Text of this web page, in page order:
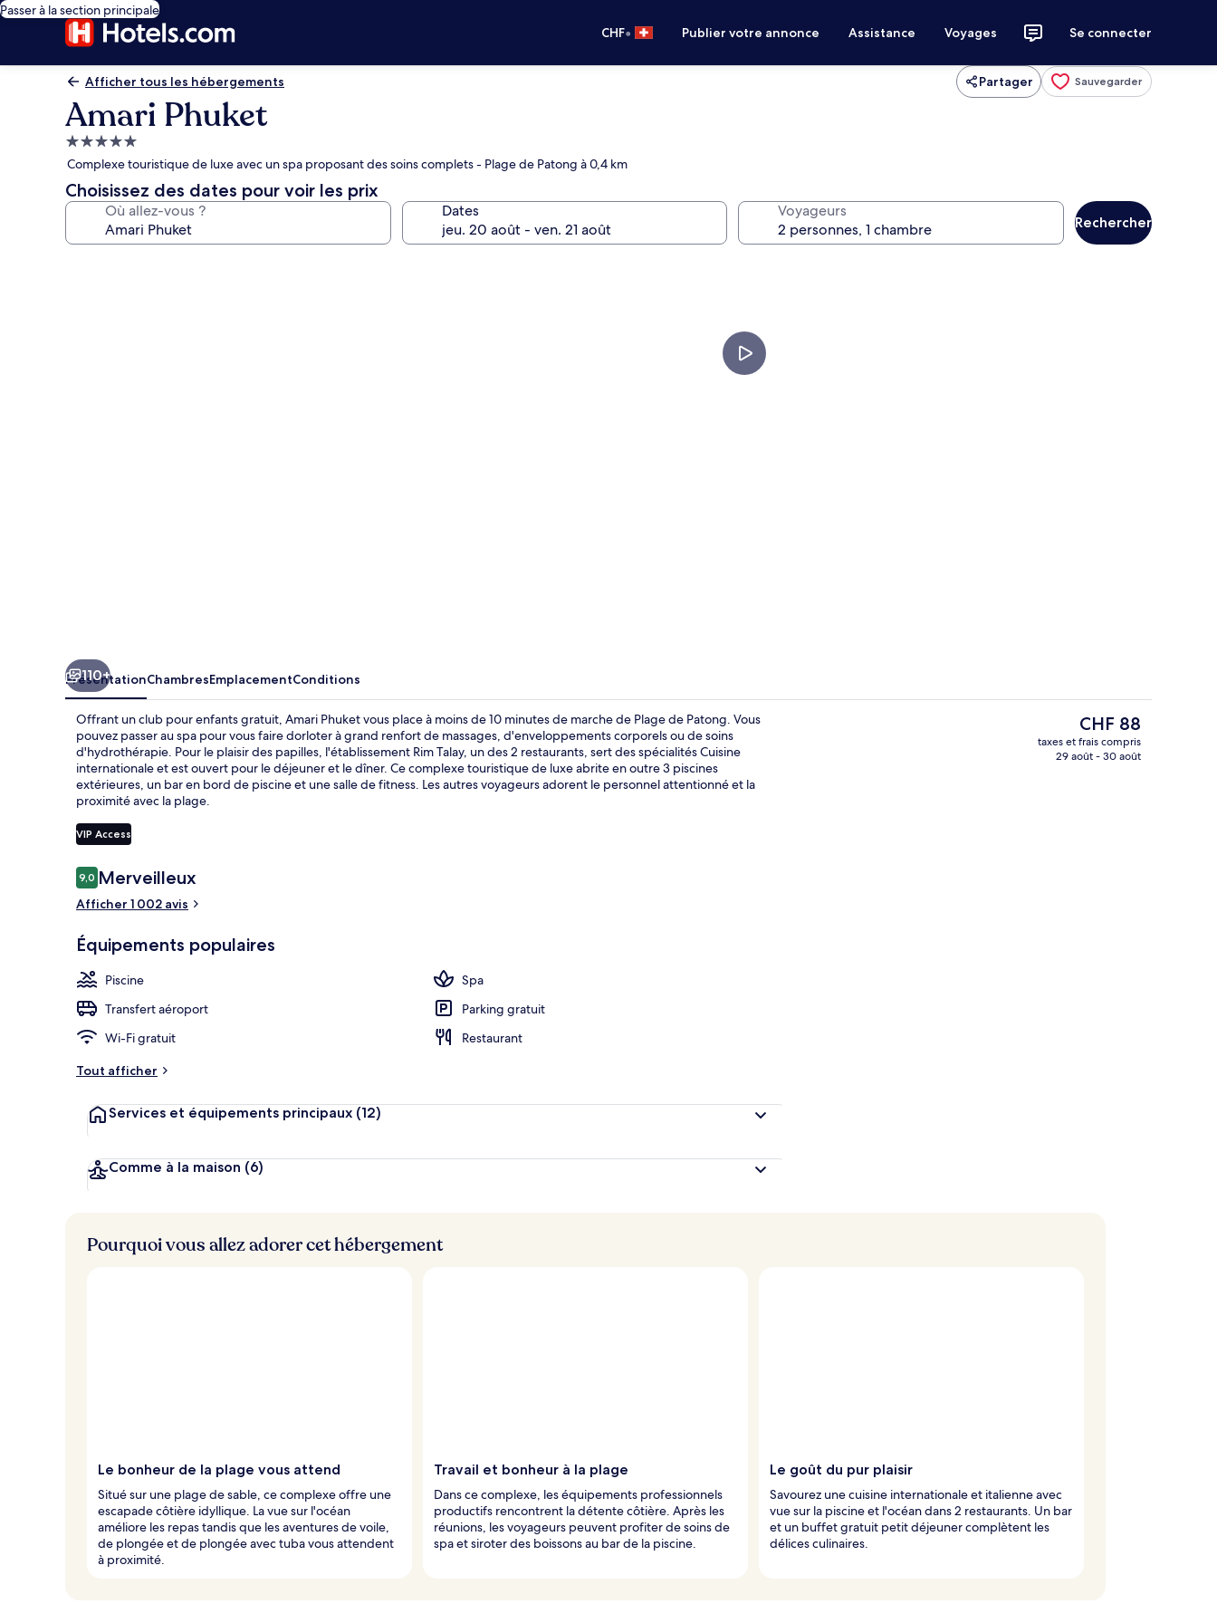
Passer à la section principale
CHF• Publier votre annonce Assistance Voyages Se connecter
Afficher tous les hébergements Partager Sauvegarder
Amari Phuket
Hébergement
5.0 étoiles
Complexe touristique de luxe avec un spa proposant des soins complets - Plage de Patong à 0,4 km
Choisissez des dates pour voir les prix
Où allez-vous ? Dates Voyageurs
Rechercher
110+
PrésentationChambresEmplacementConditions
Offrant un club pour enfants gratuit, Amari Phuket vous place à moins de 10 minutes de marche de Plage de Patong. Vous
pouvez passer au spa pour vous faire dorloter à grand renfort de massages, d'enveloppements corporels ou de soins
d'hydrothérapie. Pour le plaisir des papilles, l'établissement Rim Talay, un des 2 restaurants, sert des spécialités Cuisine
internationale et est ouvert pour le déjeuner et le dîner. Ce complexe touristique de luxe abrite en outre 3 piscines
extérieures, un bar en bord de piscine et une salle de fitness. Les autres voyageurs adorent le personnel attentionné et la
proximité avec la plage.
VIP Access
Avis
voyageurs
9,09,0 sur 10
Merveilleux
Afficher 1 002 avis
Équipements populaires
Piscine
Spa
Transfert aéroport
Parking gratuit
Wi-Fi gratuit
Restaurant
Tout afficher
Services et équipements principaux (12)
Comme à la maison (6)
Le
prix
actuel
CHF 88
taxes et frais compris
29 août - 30 août
Pourquoi vous allez adorer cet hébergement
Le bonheur de la plage vous attend
Situé sur une plage de sable, ce complexe offre une
escapade côtière idyllique. La vue sur l'océan
améliore les repas tandis que les aventures de voile,
de plongée et de plongée avec tuba vous attendent
à proximité.
Travail et bonheur à la plage
Dans ce complexe, les équipements professionnels
productifs rencontrent la détente côtière. Après les
réunions, les voyageurs peuvent profiter de soins de
spa et siroter des boissons au bar de la piscine.
Le goût du pur plaisir
Savourez une cuisine internationale et italienne avec
vue sur la piscine et l'océan dans 2 restaurants. Un bar
et un buffet gratuit petit déjeuner complètent les
délices culinaires.